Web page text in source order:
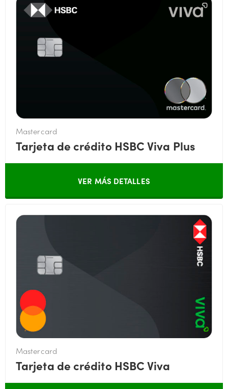
Mastercard
Tarjeta de crédito HSBC Viva Plus
VER MÁS DETALLES
Mastercard
Tarjeta de crédito HSBC Viva